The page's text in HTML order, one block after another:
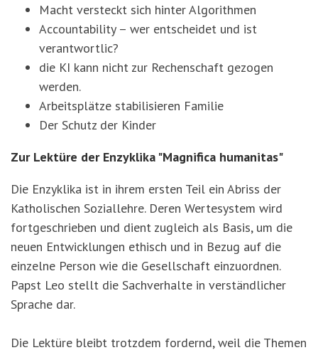
Macht versteckt sich hinter Algorithmen
Accountability – wer entscheidet und ist
verantwortlic?
die KI kann nicht zur Rechenschaft gezogen
werden.
Arbeitsplätze stabilisieren Familie
Der Schutz der Kinder
Zur Lektüre der Enzyklika "Magnifica humanitas"
Die Enzyklika ist in ihrem ersten Teil ein Abriss der
Katholischen Soziallehre. Deren Wertesystem wird
fortgeschrieben und dient zugleich als Basis, um die
neuen Entwicklungen ethisch und in Bezug auf die
einzelne Person wie die Gesellschaft einzuordnen.
Papst Leo stellt die Sachverhalte in verständlicher
Sprache dar.
Die Lektüre bleibt trotzdem fordernd, weil die Themen